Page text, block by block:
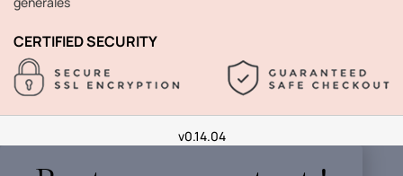
CERTIFIED SECURITY
v0.14.04